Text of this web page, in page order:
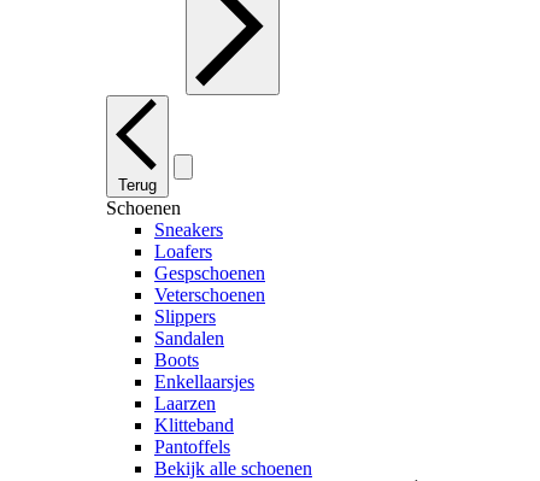
Terug
Schoenen
Sneakers
Loafers
Gespschoenen
Veterschoenen
Slippers
Sandalen
Boots
Enkellaarsjes
Laarzen
Klitteband
Pantoffels
Bekijk alle schoenen